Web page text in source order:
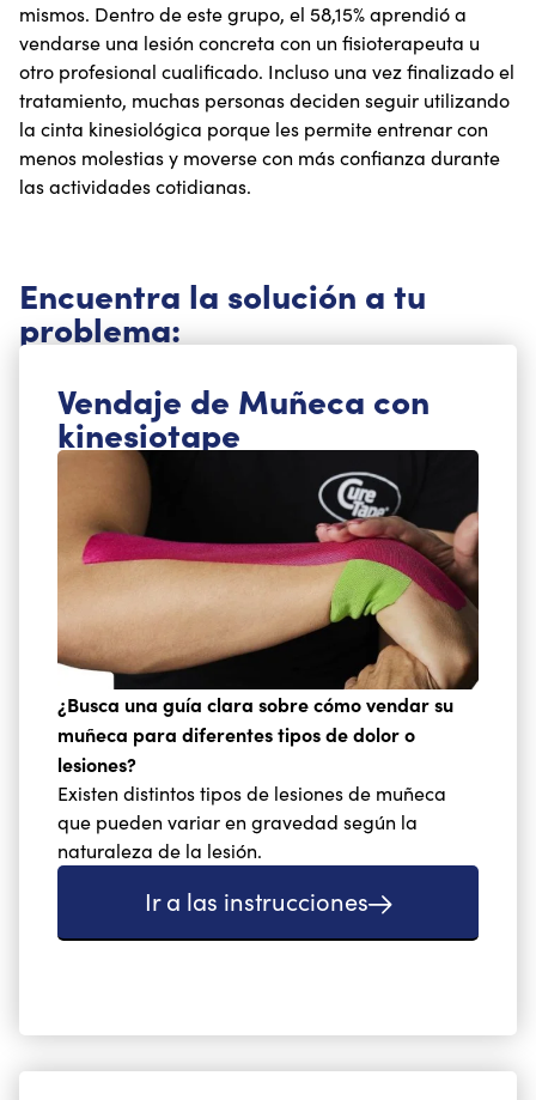
mismos. Dentro de este grupo, el 58,15% aprendió a
vendarse una lesión concreta con un fisioterapeuta u
otro profesional cualificado. Incluso una vez finalizado el
tratamiento, muchas personas deciden seguir utilizando
la cinta kinesiológica porque les permite entrenar con
menos molestias y moverse con más confianza durante
las actividades cotidianas.
Encuentra la solución a tu
problema:
Vendaje de Muñeca con
kinesiotape
¿Busca una guía clara sobre cómo vendar su
muñeca para diferentes tipos de dolor o
lesiones?
Existen distintos tipos de lesiones de muñeca
que pueden variar en gravedad según la
naturaleza de la lesión.
Ir a las instrucciones